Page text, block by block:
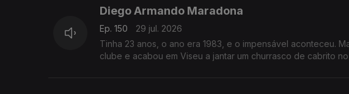
Diego Armando Maradona
Ep. 150
29 jul. 2026
Tinha 23 anos, o ano era 1983, e o impensável aconteceu.
clube e acabou em Viseu a jantar um churrasco de cabrito